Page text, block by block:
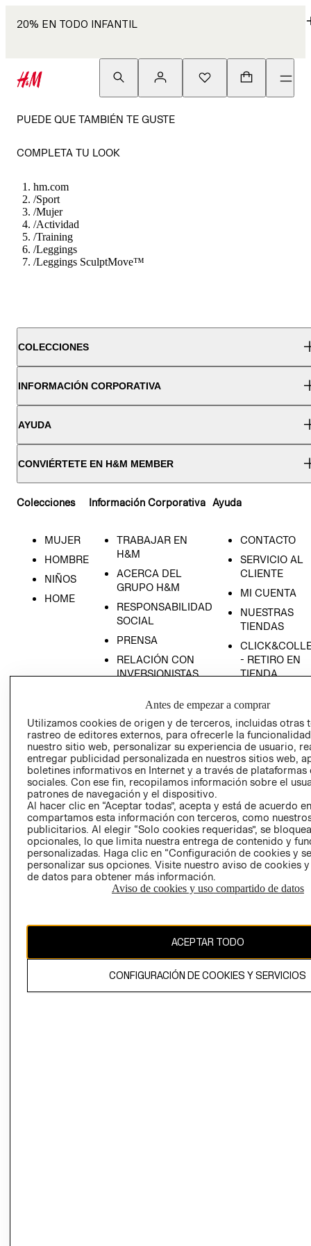
20% EN TODO INFANTIL
PUEDE QUE TAMBIÉN TE GUSTE
COMPLETA TU LOOK
hm.com
/Sport
/Mujer
/Actividad
/Training
/Leggings
/Leggings SculptMove™
COLECCIONES
INFORMACIÓN CORPORATIVA
AYUDA
CONVIÉRTETE EN H&M MEMBER
Colecciones
MUJER
HOMBRE
NIÑOS
HOME
Información Corporativa
TRABAJAR EN
H&M
ACERCA DEL
GRUPO H&M
RESPONSABILIDAD
SOCIAL
PRENSA
RELACIÓN CON
INVERSIONISTAS
EMPRESARIAL
Ayuda
CONTACTO
SERVICIO AL
CLIENTE
MI CUENTA
NUESTRAS
TIENDAS
- RETIRO EN
TIENDA
CONDICIONES
AVISO DE
PRIVACIDAD
GIFT CARD
AVISO DE
El contenido de esta página web está protegido por copyright y es
Antes de empezar a comprar
Utilizamos cookies de origen y de terceros, incluidas otras
rastreo de editores externos, para ofrecerle la
nuestro sitio web, personalizar su experiencia de usuario,
entregar publicidad personalizada en nuestros sitios web,
boletines informativos en Internet y a través de plataformas
sociales. Con ese fin, recopilamos información sobre el
patrones de navegación y el dispositivo.
Al hacer clic en “Aceptar todas”, acepta y está de acuerdo
compartamos esta información con terceros, como
publicitarios. Al elegir “Solo cookies requeridas”, se
opcionales, lo que limita nuestra entrega de contenido y
personalizadas. Haga clic en “Configuración de cookies y
personalizar sus opciones. Visite nuestro aviso de cookies
de datos para obtener más información.
Aviso de cookies y uso compartido de datos
ACEPTAR TODO
CONFIGURACIÓN DE COOKIES Y SERVICIOS